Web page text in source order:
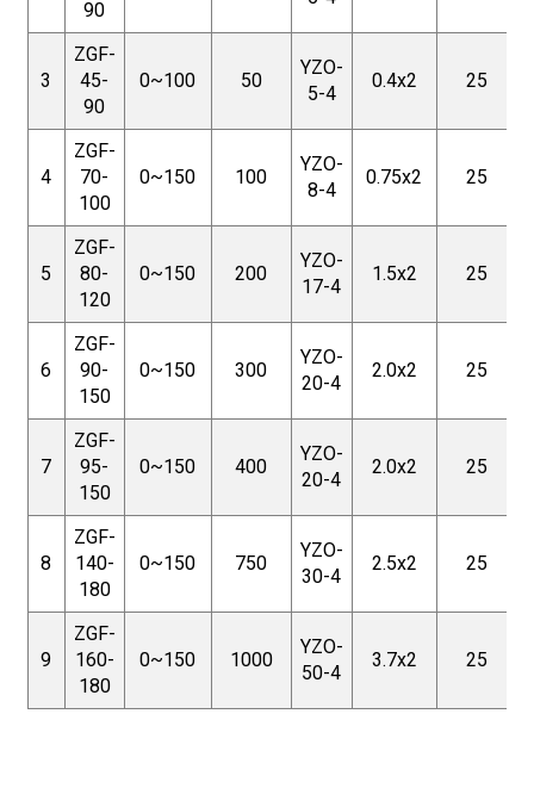
90
3
ZGF-
45-
90
0~100 50
YZO-
5-4
0.4x2 25
4
ZGF-
70-
100
0~150 100
YZO-
8-4
0.75x2 25
5
ZGF-
80-
120
0~150 200
YZO-
17-4
1.5x2 25
6
ZGF-
90-
150
0~150 300
YZO-
20-4
2.0x2 25
7
ZGF-
95-
150
0~150 400
YZO-
20-4
2.0x2 25
8
ZGF-
140-
180
0~150 750
YZO-
30-4
2.5x2 25
9
ZGF-
160-
180
0~150 1000
YZO-
50-4
3.7x2 25